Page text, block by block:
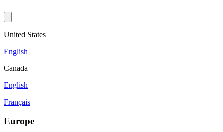
United States
English
Canada
English
Français
Europe